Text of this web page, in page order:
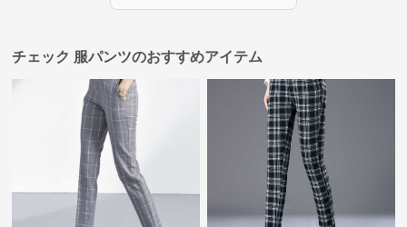
チェック 服パンツのおすすめアイテム